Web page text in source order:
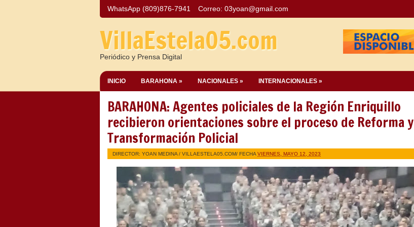
WhatsApp (809)876-7941 Correo: 03yoan@gmail.com
VillaEstela05.com
Periódico y Prensa Digital
INICIO BARAHONA » NACIONALES » INTERNACIONALES »
BARAHONA: Agentes policiales de la Región Enriquillo
recibieron orientaciones sobre el proceso de Reforma y
Transformación Policial
DIRECTOR: YOAN MEDINA / VILLAESTELA05.COM/ FECHA VIERNES, MAYO 12, 2023